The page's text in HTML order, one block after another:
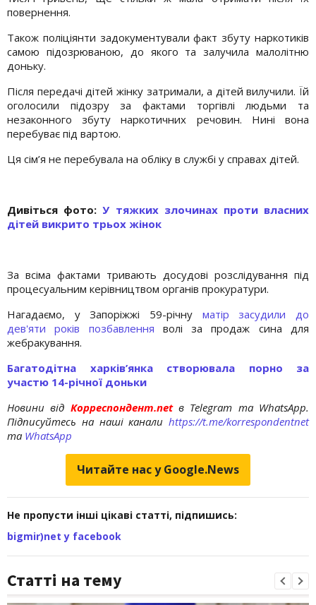
повернення.
Також поліціянти задокументували факт збуту наркотиків
самою підозрюваною, до якого та залучила малолітню
доньку.
Після передачі дітей жінку затримали, а дітей вилучили. Їй
оголосили підозру за фактами торгівлі людьми та
незаконного збуту наркотичних речовин. Нині вона
перебуває під вартою.
Ця сім’я не перебувала на обліку в службі у справах дітей.
Дивіться фото:У тяжких злочинах проти власних
дітей викрито трьох жінок
За всіма фактами тривають досудові розслідування під
процесуальним керівництвом органів прокуратури.
Нагадаємо, у Запоріжжі 59-річну матір засудили до
дев'яти років позбавлення волі за продаж сина для
жебракування.
Багатодітна харків’янка створювала порно за
участю 14-річної доньки
Новини від Корреспондент.netв Telegram та WhatsApp.
Підписуйтесь на наші канали https://t.me/korrespondentnet
та WhatsApp
Читайте нас у Google.News
Не пропусти інші цікаві статті, підпишись:
bigmir)net у facebook
Статті на тему